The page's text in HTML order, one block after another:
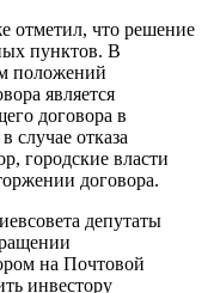
отметил, что решение
пунктов. В
положений
является
договора в
случае отказа
городские власти
договора.
депутаты
на Почтовой
инвестору